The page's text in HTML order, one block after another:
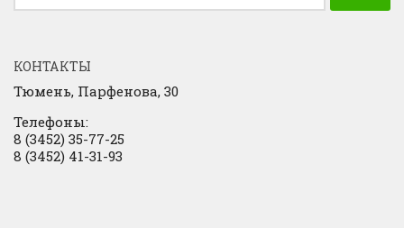
КОНТАКТЫ
Тюмень, Парфенова, 30
Телефоны:
8 (3452) 35-77-25
8 (3452) 41-31-93